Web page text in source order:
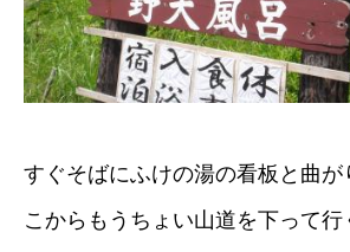
すぐそばにふけの湯の看板と曲が
こからもうちょい山道を下って行